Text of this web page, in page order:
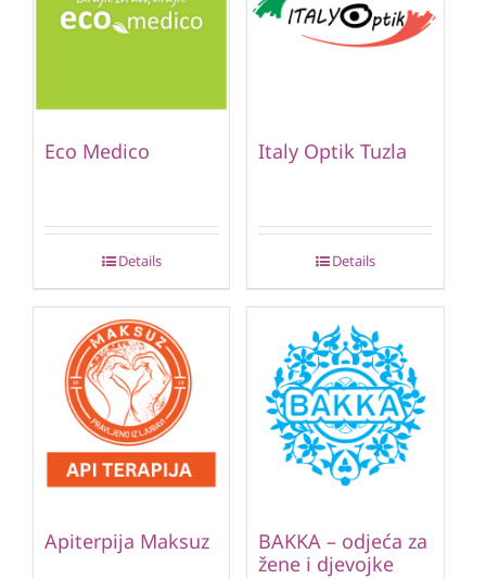
Eco Medico
Details
Italy Optik Tuzla
Details
Apiterpija Maksuz
BAKKA – odjeća za
žene i djevojke